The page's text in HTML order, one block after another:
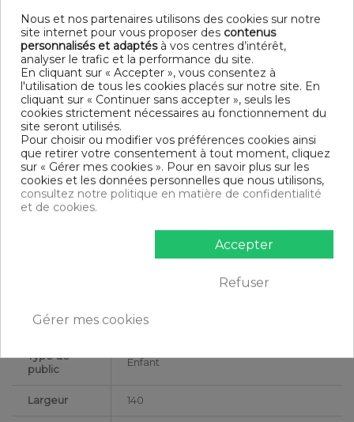
à motifs
Entretien : Lavable à 30°C - laver et sécher sur l'envers
Parure de lit 2 pièces
Finition housse de couette : Boutonnière dissimulée
Finition taie d'oreiller : Portefeuille
Modèle : Terramea
Tissage serré - 57 fils /cm²
Contenu
1 housse de couette 140x200 cm + 1 taie d'oreiller 63x63 cm
DESCRIPTIF TECHNIQUE
Conseils
d'entretien
Lavable en machine
Type de
public
Enfant
Largeur 140
Nous et nos partenaires utilisons des cookies sur notre
site internet pour vous proposer des contenus
personnalisés et adaptésà vos centres d’intérêt,
analyser le trafic et la performance du site.
En cliquant sur « Accepter », vous consentez à
l'utilisation de tous les cookies placés sur notre site. En
cliquant sur « Continuer sans accepter », seuls les
cookies strictement nécessaires au fonctionnement du
site seront utilisés.
Pour choisir ou modifier vos préférences cookies ainsi
que retirer votre consentement à tout moment, cliquez
sur « Gérer mes cookies ». Pour en savoir plus sur les
cookies et les données personnelles que nous utilisons,
consultez notre politique en matière de confidentialité
et de cookies.
Accepter
Refuser
Gérer mes cookies